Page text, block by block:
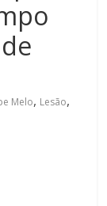
Melo, Lesão,